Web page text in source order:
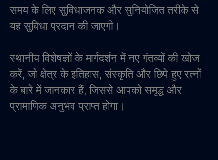
समय के लिए सुविधाजनक और सुनियोजित तरीके से
यह सुविधा प्रदान की जाएगी।
स्थानीय विशेषज्ञों के मार्गदर्शन में नए गंतव्यों की खोज
करें, जो क्षेत्र के इतिहास, संस्कृति और छिपे हुए रत्नों
के बारे में जानकार हैं, जिससे आपको समृद्ध और
प्रामाणिक अनुभव प्राप्त होगा।